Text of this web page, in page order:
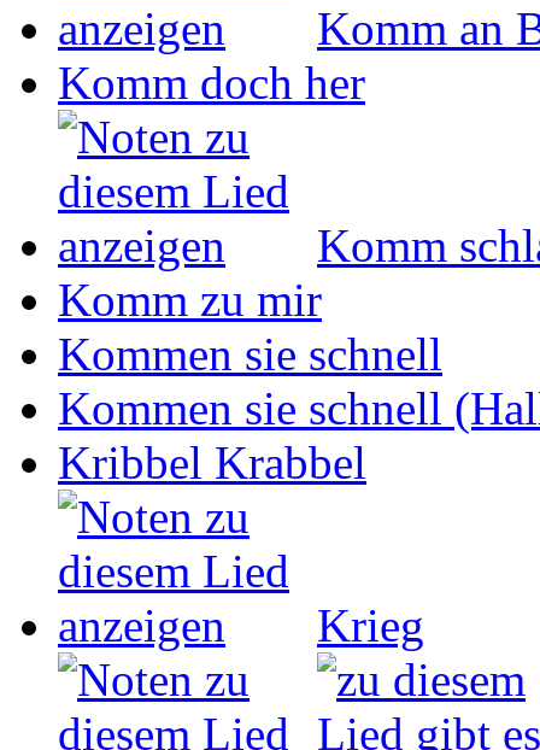
Komm an
Komm doch her
Komm
Komm zu mir
Kommen sie schnell
Kommen sie schnell
Kribbel Krabbel
Krieg